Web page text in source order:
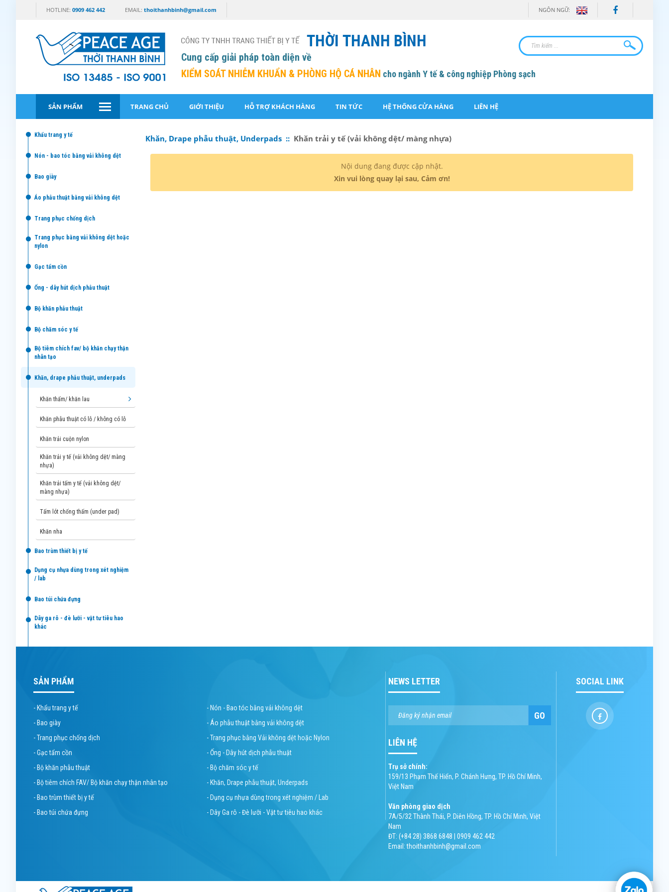
HOTLINE: 0909 462 442 EMAIL: thoithanhbinh@gmail.com NGÔN NGỮ:
Cung cấp giải pháp toàn diện về
KIỂM SOÁT NHIỄM KHUẨN & PHÒNG HỘ CÁ NHÂN cho ngành Y tế & công nghiệp Phòng sạch
SẢN PHẨM TRANG CHỦ GIỚI THIỆU HỖ TRỢ KHÁCH HÀNG TIN TỨC HỆ THỐNG CỬA HÀNG LIÊN HỆ
khẩu trang y tế
nón - bao tóc bằng vải không dệt
bao giày
áo phẫu thuật bằng vải không dệt
trang phục chống dịch
trang phục bằng vải không dệt hoặc
nylon
gạc tẩm cồn
ống - dây hút dịch phẫu thuật
bộ khăn phẫu thuật
bộ chăm sóc y tế
bộ tiêm chích fav/ bộ khăn chạy thận
nhân tạo
khăn, drape phẫu thuật, underpads
khăn thấm/ khăn lau
khăn phẫu thuật có lỗ / không có lỗ
khăn trải cuộn nylon
khăn trải y tế (vải không dệt/ màng
nhựa)
khăn trải tấm y tế (vải không dệt/
màng nhựa)
tấm lót chống thấm (under pad)
khăn nha
bao trùm thiết bị y tế
dụng cụ nhựa dùng trong xét nghiệm
/ lab
bao túi chứa đựng
dây ga rô - đè lưỡi - vật tư tiêu hao
khác
Khăn, Drape phẫu thuật, Underpads :: Khăn trải y tế (vải không dệt/ màng nhựa)
Nội dung đang được cập nhật.
Xin vui lòng quay lại sau, Cảm ơn!
SẢN PHẨM
- Khẩu trang y tế
- Nón - Bao tóc bằng vải không dệt
- Bao giày
- Áo phẫu thuật bằng vải không dệt
- Trang phục chống dịch
- Trang phục bằng Vải không dệt hoặc Nylon
- Gạc tẩm cồn
- Ống - Dây hút dịch phẫu thuật
- Bộ khăn phẫu thuật
- Bộ chăm sóc y tế
- Bộ tiêm chích FAV/ Bộ khăn chạy thận nhân tạo
- Khăn, Drape phẫu thuật, Underpads
- Bao trùm thiết bị y tế
- Dụng cụ nhựa dùng trong xét nghiệm / Lab
- Bao túi chứa đựng
- Dây Ga rô - Đè lưỡi - Vật tư tiêu hao khác
NEWS LETTER
GO
LIÊN HỆ
Trụ sở chính:
159/13 Phạm Thế Hiển, P. Chánh Hưng, TP. Hồ Chí Minh,
Việt Nam
Văn phòng giao dịch
7A/5/32 Thành Thái, P. Diên Hồng, TP. Hồ Chí Minh, Việt
Nam
ĐT: (+84 28) 3868 6848 | 0909 462 442
Email: thoithanhbinh@gmail.com
SOCIAL LINK